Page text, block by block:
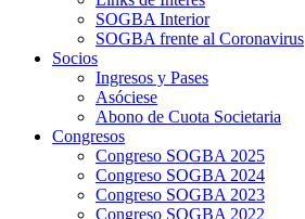
SOGBA Interior
SOGBA frente al Coronavirus
Socios
Ingresos y Pases
Asóciese
Abono de Cuota Societaria
Congresos
Congreso SOGBA 2025
Congreso SOGBA 2024
Congreso SOGBA 2023
Congreso SOGBA 2022